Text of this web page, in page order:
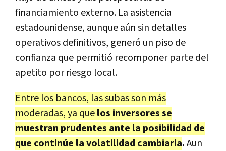
financiamiento externo. La asistencia
estadounidense, aunque aún sin detalles
operativos definitivos, generó un piso de
confianza que permitió recomponer parte del
apetito por riesgo local.
Entre los bancos, las subas son más
moderadas, ya quelos inversores se
muestran prudentes ante la posibilidad de
que continúe la volatilidad cambiaria.Aun